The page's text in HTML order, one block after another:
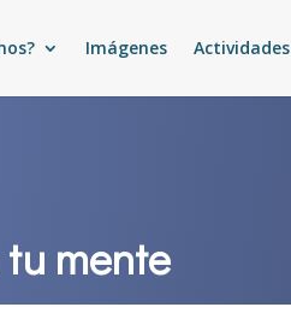
Imágenes Actividades
mente